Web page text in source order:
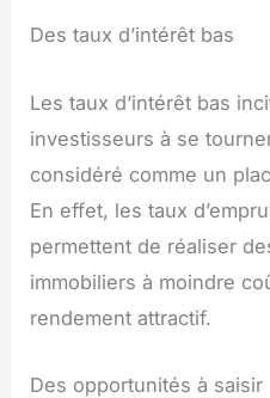
Des taux d’intérêt bas
Les taux d’intérêt bas
investisseurs à se
considéré comme un
En effet, les taux
permettent de réaliser
immobiliers à moindre
rendement attractif.
Des opportunités à saisir